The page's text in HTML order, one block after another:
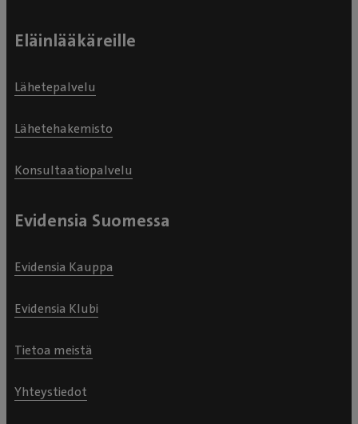
Eläinlääkäreille
Lähetepalvelu
Lähetehakemisto
Konsultaatiopalvelu
Evidensia Suomessa
Evidensia Kauppa
Evidensia Klubi
Tietoa meistä
Yhteystiedot